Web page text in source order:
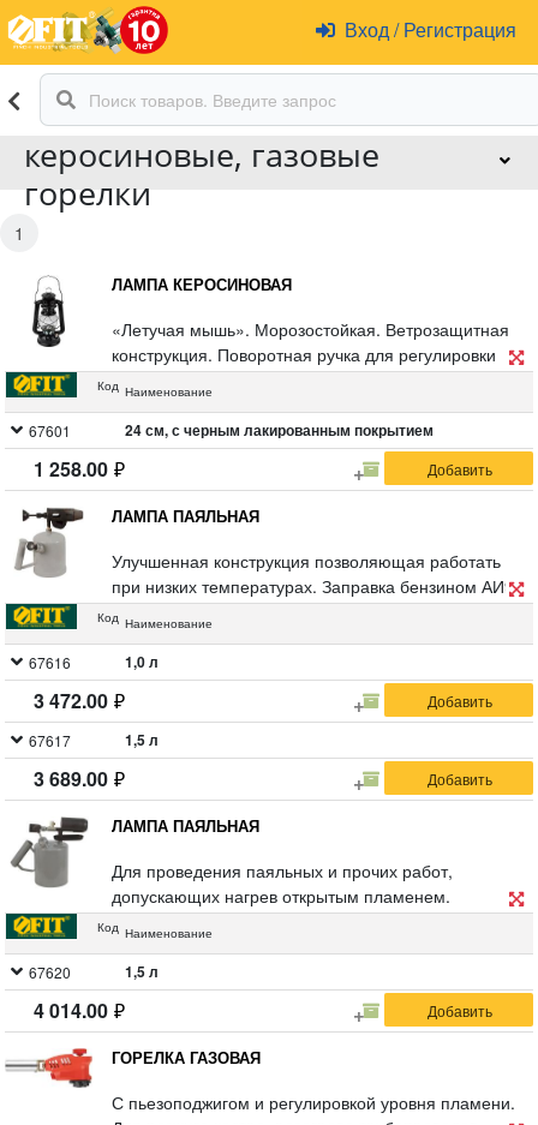
Вход /Регистрация
Лампы паяльные и
керосиновые, газовые
горелки
1
ЛАМПА КЕРОСИНОВАЯ
«Летучая мышь». Морозостойкая. Ветрозащитная
конструкция. Поворотная ручка для регулировки
высоты фитиля и яркости лампы. Материал: корпус
Код Наименование
67601 24 см, с черным лакированным покрытием
1 258.00
ЛАМПА ПАЯЛЬНАЯ
Улучшенная конструкция позволяющая работать
при низких температурах. Заправка бензином АИ92
/ АИ95. Упаковка: картонная коробка.
Код Наименование
67616 1,0 л
3 472.00
67617 1,5 л
3 689.00
ЛАМПА ПАЯЛЬНАЯ
Для проведения паяльных и прочих работ,
допускающих нагрев открытым пламенем.
Конструкция позволяющая работать при низких
разогрева. Заправка бензином АИ92 / АИ95.
Упаковка: картонная коробка.
Код Наименование
67620 1,5 л
4 014.00
ГОРЕЛКА ГАЗОВАЯ
С пьезоподжигом и регулировкой уровня пламени.